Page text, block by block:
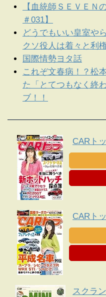
【血統師ＳＥＶＥＮ
＃031】
どうでもいい皇室や
クソ役人は着々と利
国際情勢ヨタ話
これぞ文春病！？松
た「とてつもなく終
ブ！！
CARト
CARト
スクラ